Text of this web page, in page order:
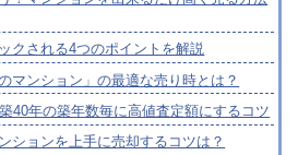
クされる4つのポイントを解説
マンション」の最適な売り時とは？
40年の築年数毎に高値査定額にするコツ
ションを上手に売却するコツは？